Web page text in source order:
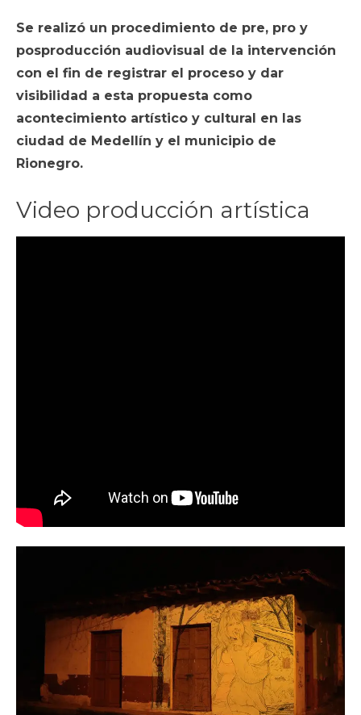
Se realizó un procedimiento de pre, pro y
posproducción audiovisual de la intervención
con el fin de registrar el proceso y dar
visibilidad a esta propuesta como
acontecimiento artístico y cultural en las
ciudad de Medellín y el municipio de
Rionegro.
Video producción artística